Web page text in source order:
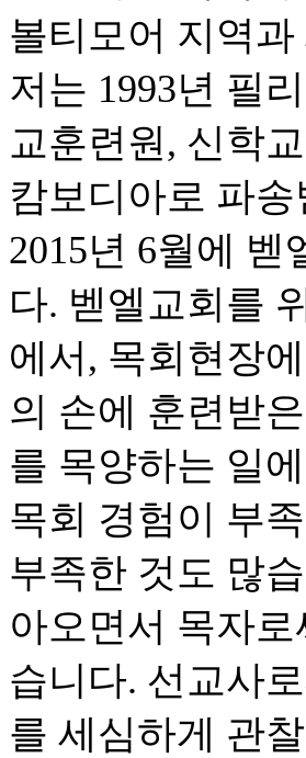
볼티모어 지역
저는 1993년 필
교훈련원, 신학
캄보디아로 파
2015년 6월에
다. 벧엘교회를
에서, 목회현장
의 손에 훈련받
를 목양하는 일
목회 경험이 부
부족한 것도 많
아오면서 목자
습니다. 선교사
를 세심하게 관